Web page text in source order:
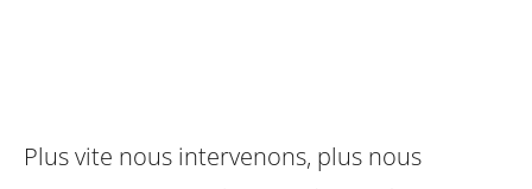
Plus vite nous intervenons, plus nous